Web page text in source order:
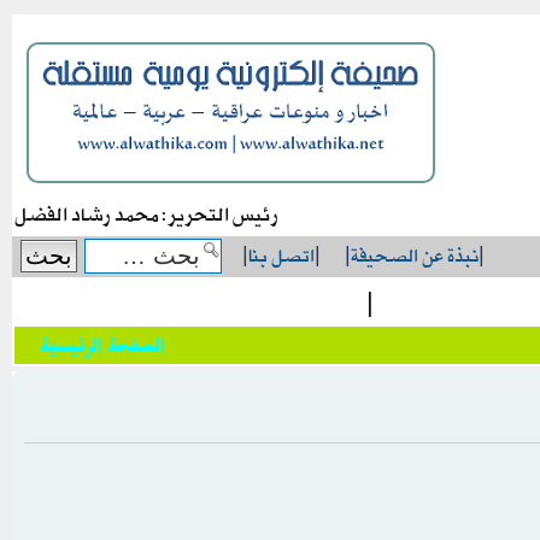
رئيس التحرير: محمد رشاد الفضل
|نبذة عن الصحيفة|
|اتصل بنا|
|
الصفحة الرئيسية